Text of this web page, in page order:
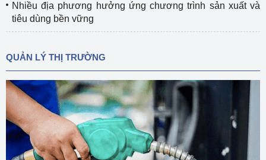
Nhiều địa phương hưởng ứng chương trình sản xuất và
tiêu dùng bền vững
QUẢN LÝ THỊ TRƯỜNG